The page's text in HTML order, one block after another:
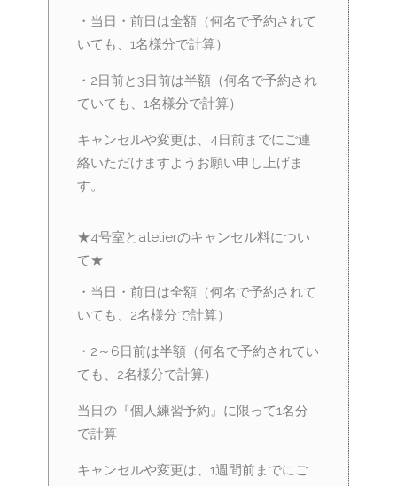
・当日・前日は全額（何名で予約されて
いても、1名様分で計算）
・2日前と3日前は半額（何名で予約され
ていても、1名様分で計算）
キャンセルや変更は、4日前までにご連
絡いただけますようお願い申し上げま
す。
★4号室とatelierのキャンセル料につい
て★
・当日・前日は全額（何名で予約されて
いても、2名様分で計算）
・2～6日前は半額（何名で予約されてい
ても、2名様分で計算）
当日の『個人練習予約』に限って1名分
で計算
キャンセルや変更は、1週間前までにご